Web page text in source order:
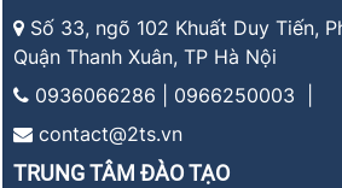
Số 33, ngõ 102 Khuất Duy Tiến,
Quận Thanh Xuân, TP Hà Nội
0936066286 | 0966250003 |
contact@2ts.vn
TRUNG TÂM ĐÀO TẠO